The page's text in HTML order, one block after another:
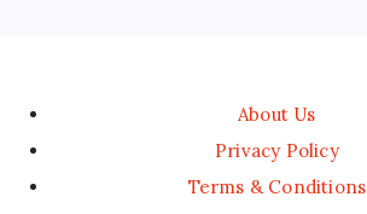
About Us
Privacy Policy
Terms & Conditions